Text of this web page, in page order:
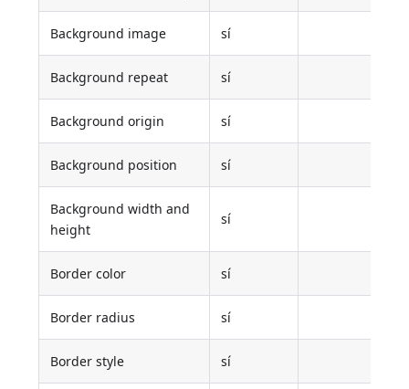
Background image sí
Background repeat sí
Background origin sí
Background position sí
Background width and
height
sí
Border color sí
Border radius sí
Border style sí